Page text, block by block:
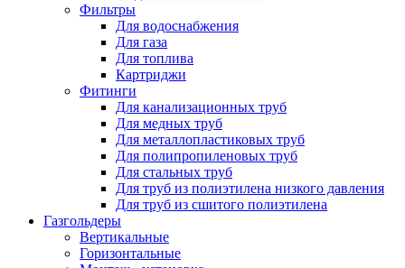
Фильтры
Для водоснабжения
Для газа
Для топлива
Картриджи
Фитинги
Для канализационных труб
Для медных труб
Для металлопластиковых труб
Для полипропиленовых труб
Для стальных труб
Для труб из полиэтилена низкого давления
Для труб из сшитого полиэтилена
Газгольдеры
Вертикальные
Горизонтальные